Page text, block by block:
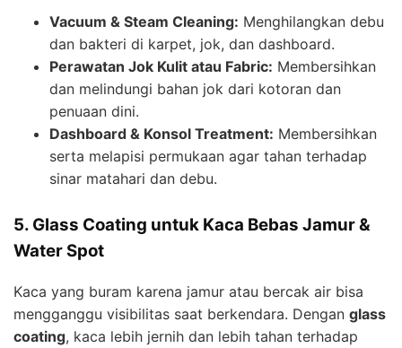
Vacuum & Steam Cleaning: Menghilangkan debu
dan bakteri di karpet, jok, dan dashboard.
Perawatan Jok Kulit atau Fabric: Membersihkan
dan melindungi bahan jok dari kotoran dan
penuaan dini.
Dashboard & Konsol Treatment: Membersihkan
serta melapisi permukaan agar tahan terhadap
sinar matahari dan debu.
5. Glass Coating untuk Kaca Bebas Jamur &
Water Spot
Kaca yang buram karena jamur atau bercak air bisa
mengganggu visibilitas saat berkendara. Dengan glass
coating, kaca lebih jernih dan lebih tahan terhadap